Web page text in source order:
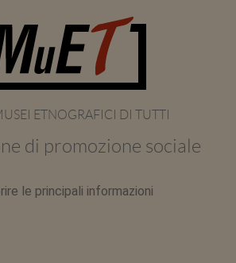
ETNOGRAFICI DI TUTTI
di promozione sociale
le principali informazioni